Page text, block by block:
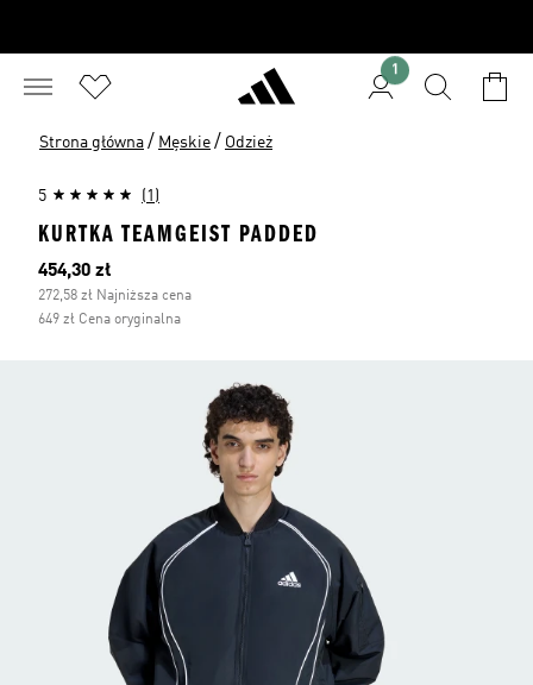
1
Strona główna / Męskie / Odzież
5 (1)
KURTKA TEAMGEIST PADDED
Bieżąca cena
454,30 zł
272,58 zł Najniższa cena
649 zł Cena oryginalna